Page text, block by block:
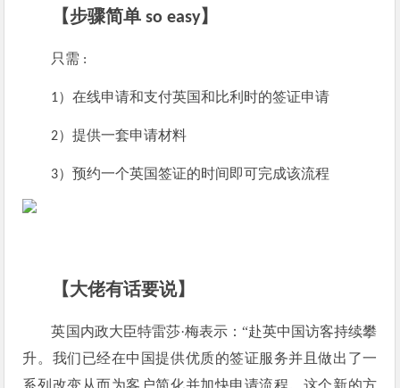
【步骤简单 so easy】
只需 :
1）在线申请和支付英国和比利时的签证申请
2）提供一套申请材料
3）预约一个英国签证的时间即可完成该流程
【大佬有话要说】
英国内政大臣特雷莎·梅表示：“赴英中国访客持续攀
升。我们已经在中国提供优质的签证服务并且做出了一
系列改变从而为客户简化并加快申请流程。这个新的方